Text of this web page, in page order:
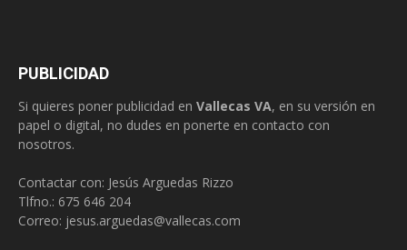
PUBLICIDAD
Si quieres poner publicidad en Vallecas VA, en su versión en
papel o digital, no dudes en ponerte en contacto con
nosotros.
Contactar con: Jesús Arguedas Rizzo
Tlfno.: 675 646 204
Correo: jesus.arguedas@vallecas.com